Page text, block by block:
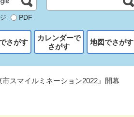
PDF
さがす
カレンダーで
さがす
地図でさがす
市スマイルミネーション2022』開幕​